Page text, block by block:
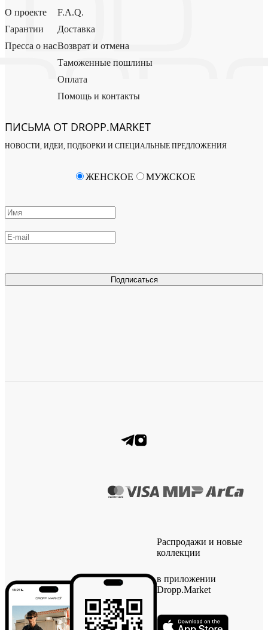
О проекте
Гарантии
Пресса о нас
F.A.Q.
Доставка
Возврат и отмена
Таможенные пошлины
Оплата
Помощь и контакты
ПИСЬМА ОТ DROPP.MARKET
НОВОСТИ, ИДЕИ, ПОДБОРКИ И СПЕЦИАЛЬНЫЕ ПРЕДЛОЖЕНИЯ
Подписаться
ЖЕНСКОЕ МУЖСКОЕ
Распродажи и новые
коллекции
в приложении
Dropp.Market